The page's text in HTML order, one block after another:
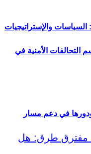
التحالفات الأمنية في
السياسات والإستراتيجيات
ودورها في دعم مسار